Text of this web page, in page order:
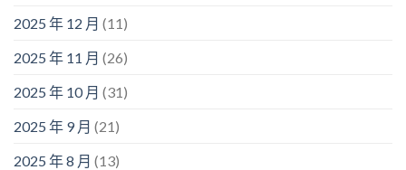
2025 年 12 月 (11)
2025 年 11 月 (26)
2025 年 10 月 (31)
2025 年 9 月 (21)
2025 年 8 月 (13)